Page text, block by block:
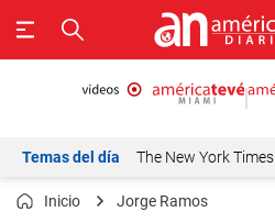
Temas del día The New York Times
Inicio Jorge Ramos